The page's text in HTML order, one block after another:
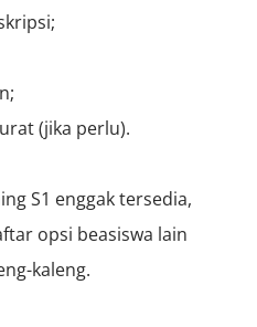
(jika perlu).
S1 enggak tersedia,
opsi beasiswa lain
kaleng.